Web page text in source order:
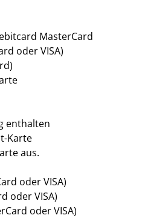
MasterCard
oder VISA)
enthalten
Karte
aus.
oder VISA)
oder VISA)
oder VISA)